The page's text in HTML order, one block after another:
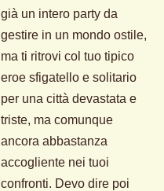
già un intero party da
gestire in un mondo ostile,
ma ti ritrovi col tuo tipico
eroe sfigatello e solitario
per una città devastata e
triste, ma comunque
ancora abbastanza
accogliente nei tuoi
confronti. Devo dire poi